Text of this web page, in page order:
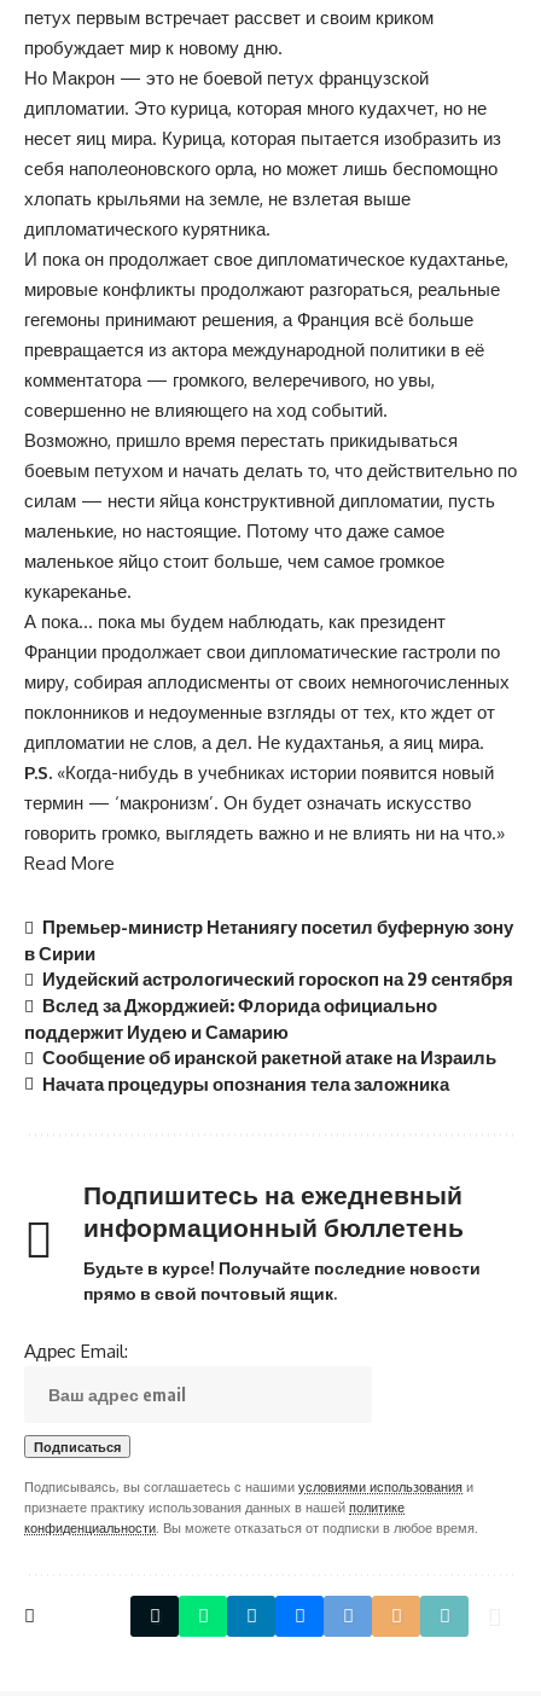
петух первым встречает рассвет и своим криком
пробуждает мир к новому дню.
Но Макрон — это не боевой петух французской
дипломатии. Это курица, которая много кудахчет, но не
несет яиц мира. Курица, которая пытается изобразить из
себя наполеоновского орла, но может лишь беспомощно
хлопать крыльями на земле, не взлетая выше
дипломатического курятника.
И пока он продолжает свое дипломатическое кудахтанье,
мировые конфликты продолжают разгораться, реальные
гегемоны принимают решения, а Франция всё больше
превращается из актора международной политики в её
комментатора — громкого, велеречивого, но увы,
совершенно не влияющего на ход событий.
Возможно, пришло время перестать прикидываться
боевым петухом и начать делать то, что действительно по
силам — нести яйца конструктивной дипломатии, пусть
маленькие, но настоящие. Потому что даже самое
маленькое яйцо стоит больше, чем самое громкое
кукареканье.
А пока… пока мы будем наблюдать, как президент
Франции продолжает свои дипломатические гастроли по
миру, собирая аплодисменты от своих немногочисленных
поклонников и недоуменные взгляды от тех, кто ждет от
дипломатии не слов, а дел. Не кудахтанья, а яиц мира.
P.S. «Когда-нибудь в учебниках истории появится новый
термин — ‘макронизм’. Он будет означать искусство
говорить громко, выглядеть важно и не влиять ни на что.»
Read More
Премьер-министр Нетаниягу посетил буферную зону
в Сирии
Иудейский астрологический гороскоп на 29 сентября
Вслед за Джорджией: Флорида официально
поддержит Иудею и Самарию
Сообщение об иранской ракетной атаке на Израиль
Начата процедуры опознания тела заложника
Подпишитесь на ежедневный
информационный бюллетень
Будьте в курсе! Получайте последние новости
прямо в свой почтовый ящик.
Адрес Email:
Подписываясь, вы соглашаетесь с нашими условиями использования и
признаете практику использования данных в нашей политике
конфиденциальности . Вы можете отказаться от подписки в любое время.